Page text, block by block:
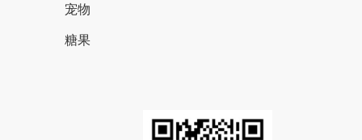
宠物
糖果